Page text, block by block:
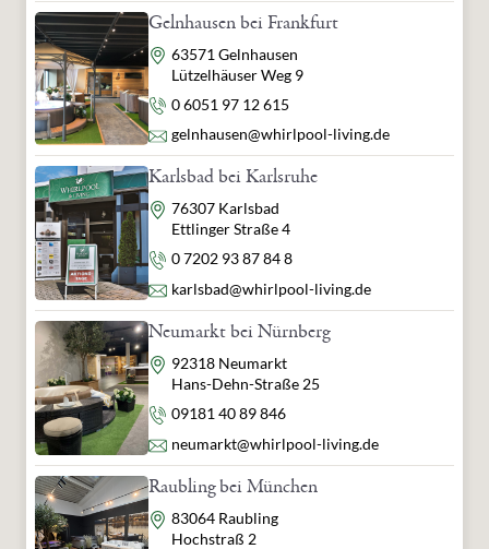
Gelnhausen bei Frankfurt
Adresse
63571 Gelnhausen
Lützelhäuser Weg 9
Telefon
0 6051 97 12 615
E-Mail
gelnhausen@whirlpool-living.de
Karlsbad bei Karlsruhe
Adresse
76307 Karlsbad
Ettlinger Straße 4
Telefon
0 7202 93 87 84 8
E-Mail
karlsbad@whirlpool-living.de
Neumarkt bei Nürnberg
Adresse
92318 Neumarkt
Hans-Dehn-Straße 25
Telefon
09181 40 89 846
E-Mail
neumarkt@whirlpool-living.de
Raubling bei München
Adresse
83064 Raubling
Hochstraß 2